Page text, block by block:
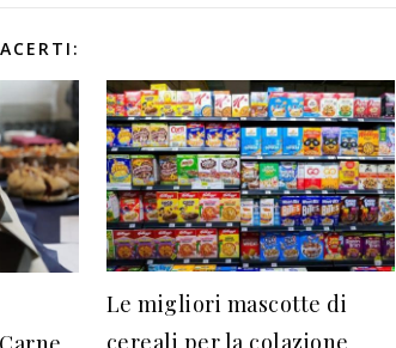
Le migliori mascotte di
cereali per la colazione